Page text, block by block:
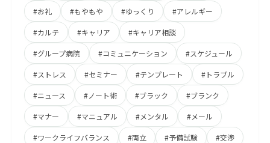
#お礼 #もやもや #ゆっくり #アレルギー
#カルテ #キャリア #キャリア相談
#グループ病院 #コミュニケーション #スケジュール
#ストレス #セミナー #テンプレート #トラブル
#ニュース #ノート術 #ブラック #ブランク
#マナー #マニュアル #メンタル #メール
#ワークライフバランス #両立 #予備試験 #交渉